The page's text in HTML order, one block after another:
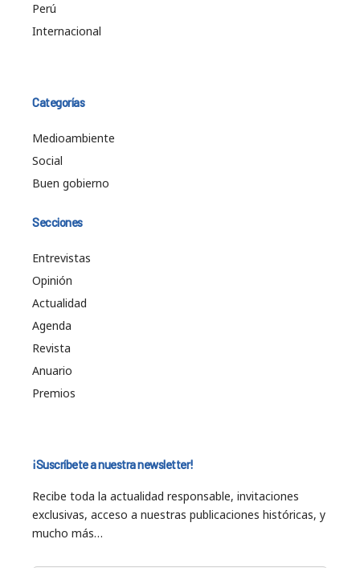
Perú
Internacional
Categorías
Medioambiente
Social
Buen gobierno
Secciones
Entrevistas
Opinión
Actualidad
Agenda
Revista
Anuario
Premios
¡Suscríbete a nuestra newsletter!
Recibe toda la actualidad responsable, invitaciones
exclusivas, acceso a nuestras publicaciones históricas, y
mucho más…